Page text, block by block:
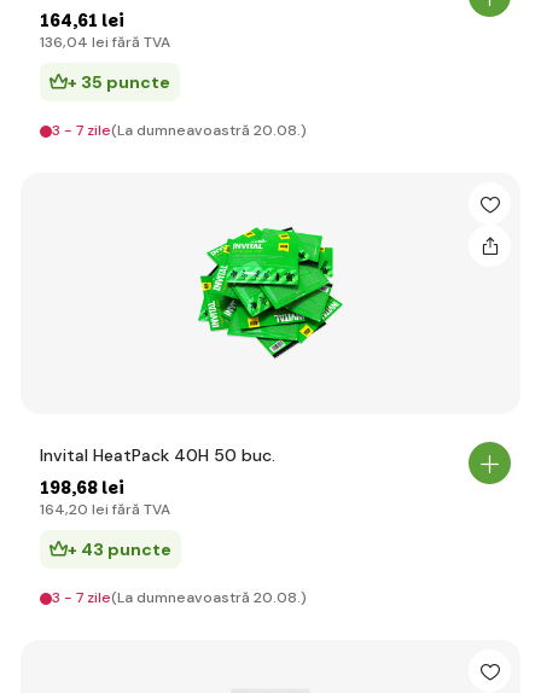
164,61 lei
136,04 lei fără TVA
+ 35 puncte
3 - 7 zile(La dumneavoastră 20.08.)
Invital HeatPack 40H 50 buc.
198,68 lei
164,20 lei fără TVA
+ 43 puncte
3 - 7 zile(La dumneavoastră 20.08.)